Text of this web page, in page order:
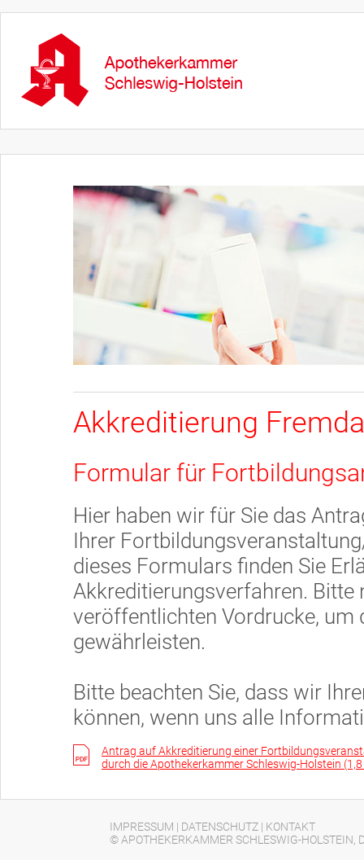
Akkreditierung
Formular für
Hier haben wir für Sie das
Ihrer
dieses Formulars finden Sie
Akkreditierungsverfahren. Bitte
veröffentlichten Vordrucke, um
gewährleisten.
Bitte beachten Sie, dass wir
können, wenn uns alle
Antrag auf Akkreditierung einer
durch die Apothekerkammer Schleswig-Holstein
IMPRESSUM | DATENSCHUTZ | KONTAKT
© APOTHEKERKAMMER SCHLESWIG-HOLSTEIN,